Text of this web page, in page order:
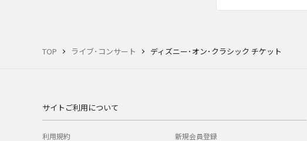
TOP ライブ･コンサート ディズニー･オン･クラシック チケット
サイトご利用について
利用規約 新規会員登録